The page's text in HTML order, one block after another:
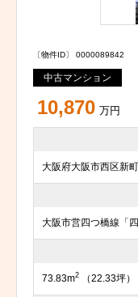
〔物件ID〕 0000089842
中古マンション
10,870 万円
大阪府大阪市西区新
大阪市営四つ橋線「
73.83m2 （22.33坪）